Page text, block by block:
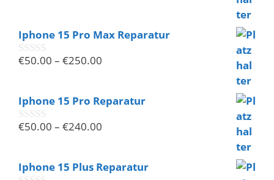
5
Iphone 15 Pro Max Reparatur
0
5
€50.00 – €250.00
Iphone 15 Pro Reparatur
0
5
€50.00 – €240.00
Iphone 15 Plus Reparatur